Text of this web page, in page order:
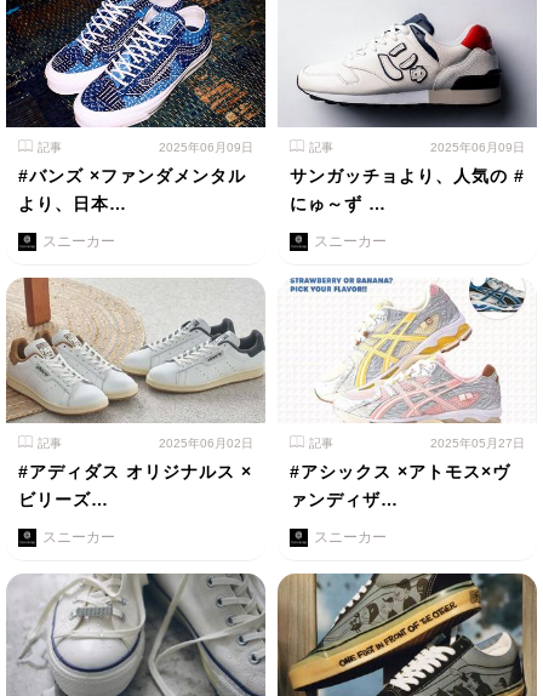
記事 2025年06月09日
#バンズ ×ファンダメンタル
より、日本…
スニーカー
記事 2025年06月09日
サンガッチョより、人気の #
にゅ～ず …
スニーカー
記事 2025年06月02日
#アディダス オリジナルス ×
ビリーズ…
スニーカー
記事 2025年05月27日
#アシックス ×アトモス×ヴ
ァンディザ…
スニーカー